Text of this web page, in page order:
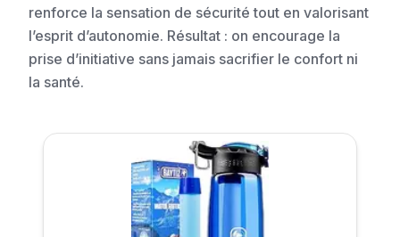
renforce la sensation de sécurité tout en valorisant
l’esprit d’autonomie. Résultat : on encourage la
prise d’initiative sans jamais sacrifier le confort ni
la santé.